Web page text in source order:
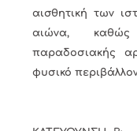
αισθητική των
αιώνα, καθώς
παραδοσιακής
φυσικό